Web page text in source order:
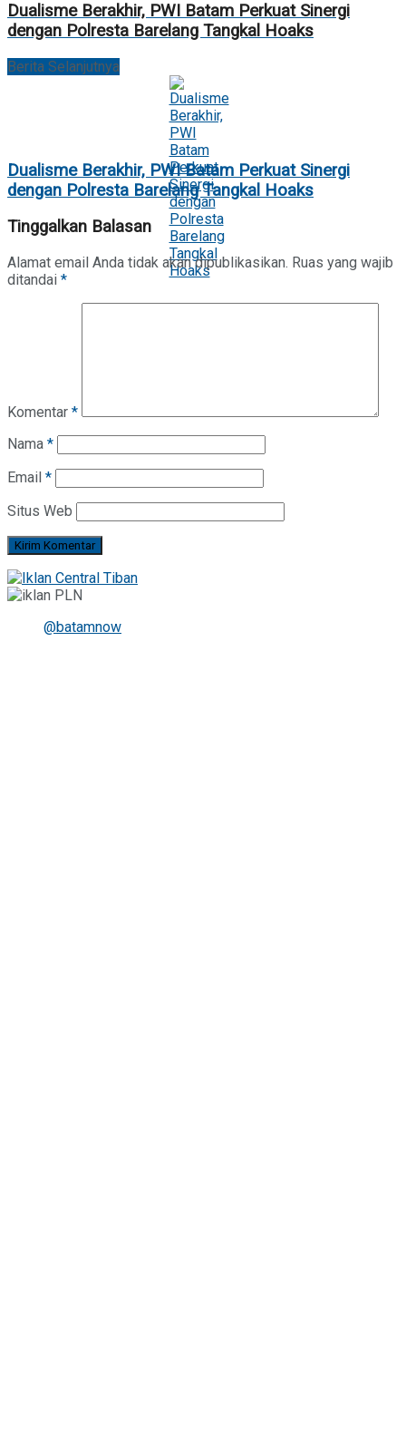
Dualisme Berakhir, PWI Batam Perkuat Sinergi
dengan Polresta Barelang Tangkal Hoaks
Berita Selanjutnya
Dualisme Berakhir, PWI Batam Perkuat Sinergi
dengan Polresta Barelang Tangkal Hoaks
Tinggalkan Balasan
Alamat email Anda tidak akan dipublikasikan. Ruas yang wajib
ditandai *
Komentar *
Nama *
Email *
Situs Web
@batamnow